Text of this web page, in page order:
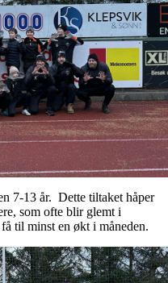
7-13 år. Dette tiltaket håper
som ofte blir glemt i
til minst en økt i måneden.